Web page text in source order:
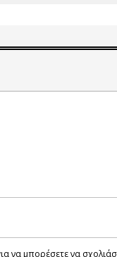
να μπορέσετε να